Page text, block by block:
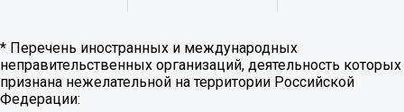
* Перечень иностранных и международных
неправительственных организаций, деятельность которых
признана нежелательной на территории Российской
Федерации: